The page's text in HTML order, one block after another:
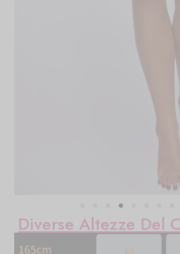
Diverse Altezze Del